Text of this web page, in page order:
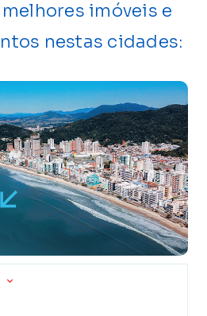
imóveis e
nestas cidades: